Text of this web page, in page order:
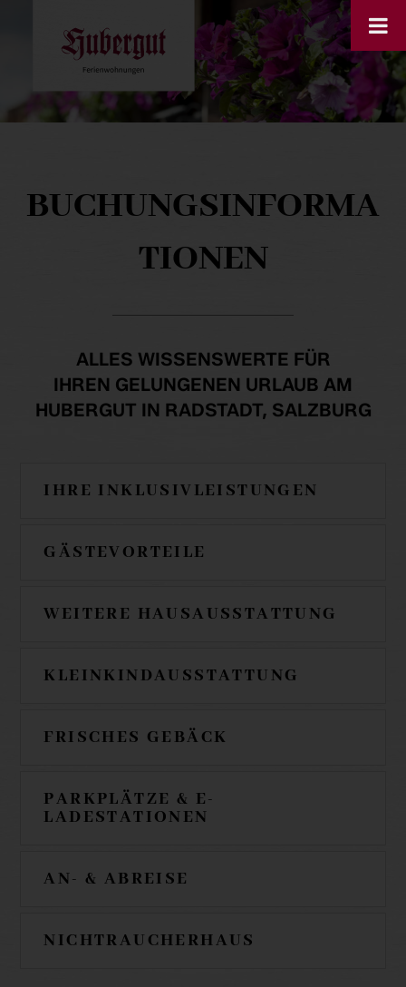
BUCHUNGSINFORMA
TIONEN
ALLES WISSENSWERTE FÜR
IHREN GELUNGENEN URLAUB AM
HUBERGUT IN RADSTADT, SALZBURG
IHRE INKLUSIVLEISTUNGEN
GÄSTEVORTEILE
WEITERE HAUSAUSSTATTUNG
KLEINKINDAUSSTATTUNG
FRISCHES GEBÄCK
PARKPLÄTZE & E-
LADESTATIONEN
AN- & ABREISE
NICHTRAUCHERHAUS